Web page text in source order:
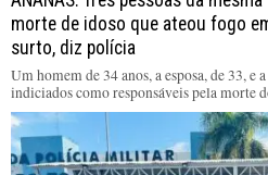
morte de idoso que ateou fogo
surto, diz polícia
Um homem de 34 anos, a esposa, de 33, e
indiciados como responsáveis pela morte